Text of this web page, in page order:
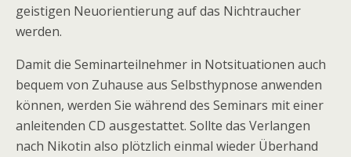
geistigen Neuorientierung auf das Nichtraucher
werden.
Damit die Seminarteilnehmer in Notsituationen auch
bequem von Zuhause aus Selbsthypnose anwenden
können, werden Sie während des Seminars mit einer
anleitenden CD ausgestattet. Sollte das Verlangen
nach Nikotin also plötzlich einmal wieder Überhand